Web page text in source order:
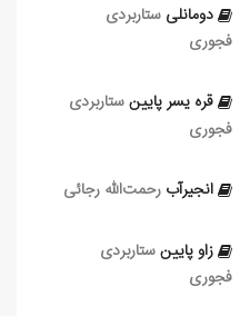
دومانلی ستاربردی
فجوری
قره‌ یسر پایینستاربردی
فجوری
انجیرآب رحمت‌الله رجائی
زاو پایینستاربردی
فجوری